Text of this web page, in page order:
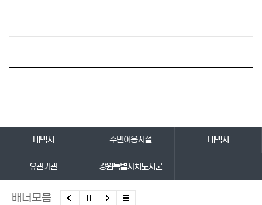
태백시 주민이용시설 태백시
유관기관 강원특별자치도시군
배너모음